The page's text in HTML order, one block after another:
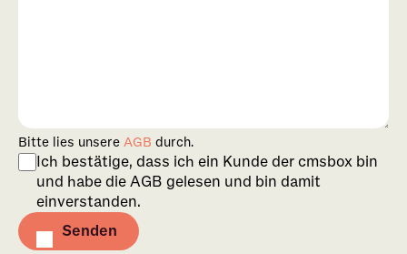
Bitte lies unsere AGB durch.
Ich bestätige, dass ich ein Kunde der cmsbox bin
und habe die AGB gelesen und bin damit
einverstanden.
Senden